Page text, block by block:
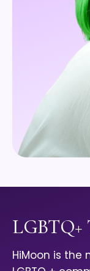
LGBTQ+
HiMoon is